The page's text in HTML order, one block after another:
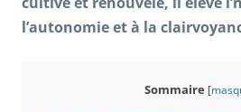
l’autonomieet à la
Sommaire [